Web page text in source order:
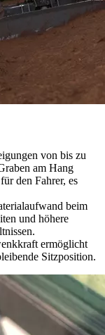
von bis zu
am Hang
den Fahrer, es
beim
und höhere
ermöglicht
Sitzposition.